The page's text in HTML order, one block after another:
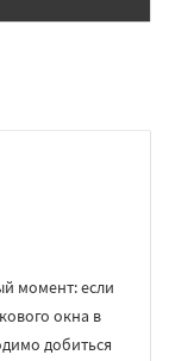
момент: если
окна в
добиться